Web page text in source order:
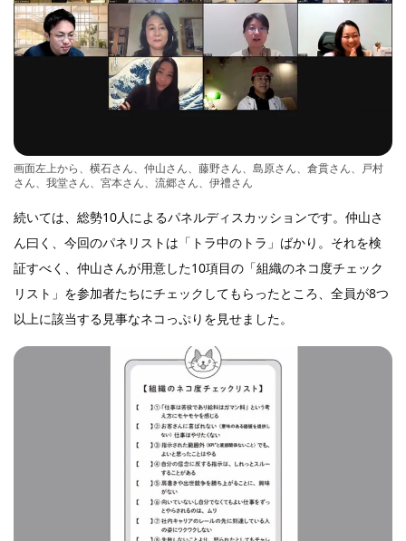
画面左上から、横石さん、仲山さん、藤野さん、島原さん、倉貫さん、戸村
さん、我堂さん、宮本さん、流郷さん、伊禮さん
続いては、総勢10人によるパネルディスカッションです。仲山さ
ん曰く、今回のパネリストは「トラ中のトラ」ばかり。それを検
証すべく、仲山さんが用意した10項目の「組織のネコ度チェック
リスト」を参加者たちにチェックしてもらったところ、全員が8つ
以上に該当する見事なネコっぷりを見せました。